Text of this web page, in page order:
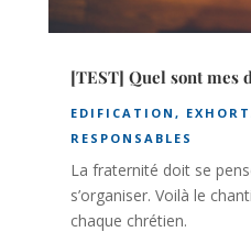
[TEST] Quel sont mes
EDIFICATION ,
RESPONSABLES
La fraternité doit se
s’organiser. Voilà le
chaque chrétien.